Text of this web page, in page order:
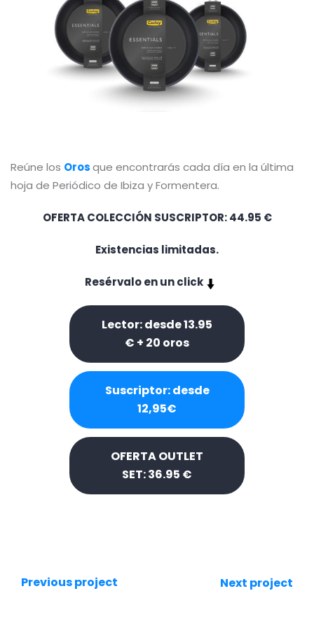
Reúne los Orosque encontrarás cada día en la última
hoja de Periódico de Ibiza y Formentera.
OFERTA COLECCIÓN SUSCRIPTOR: 44.95 €
Existencias limitadas.
Resérvalo en un click
Lector: desde 13.95
€ + 20 oros
Suscriptor: desde
12,95€
OFERTA OUTLET
SET: 36.95 €
Previous project Next project